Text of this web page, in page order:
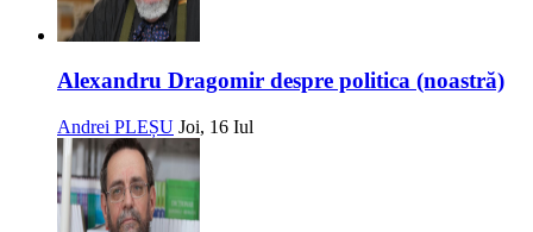
Alexandru Dragomir despre politica (noastră)
Andrei PLEȘU Joi, 16 Iul